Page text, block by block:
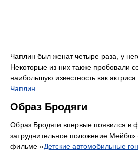
Чаплин был женат четыре раза, у
Некоторые из них также пробовали
наибольшую известность как
Чаплин
Образ Бродяги
Образ Бродяги впервые появился в
затруднительное положение
фильме «Детские автомобильные